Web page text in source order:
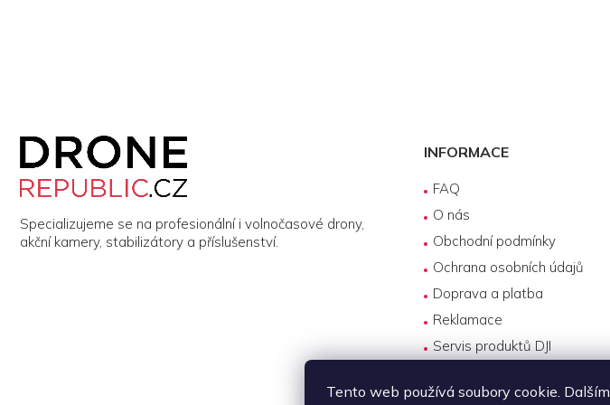
Tento web používá soubory cookie. Dalším
Specializujeme se na profesionální i volnočasové drony,
akční kamery, stabilizátory a příslušenství.
INFORMACE
FAQ
O nás
Obchodní podmínky
Ochrana osobních údajů
Doprava a platba
Reklamace
Servis produktů DJI